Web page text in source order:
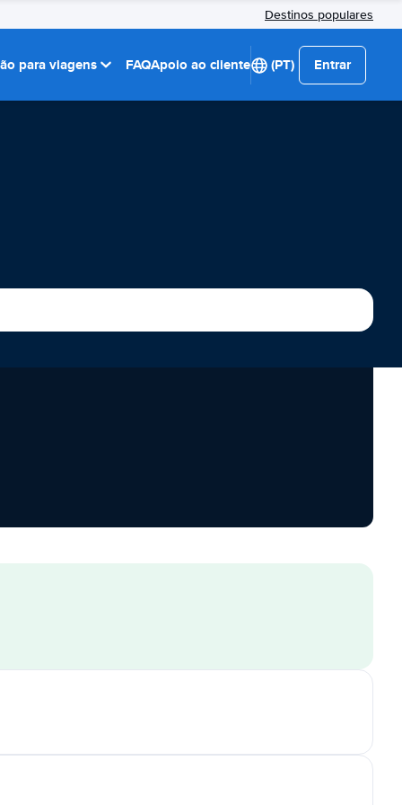
Destinos populares
para viagens FAQApoio ao cliente (PT) Entrar